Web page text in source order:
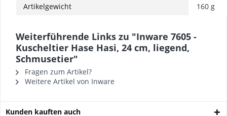
Artikelgewicht
‎160 g
Weiterführende Links zu "Inware 7605 -
Kuscheltier Hase Hasi, 24 cm, liegend,
Schmusetier"
Fragen zum Artikel?
Weitere Artikel von Inware
Kunden kauften auch